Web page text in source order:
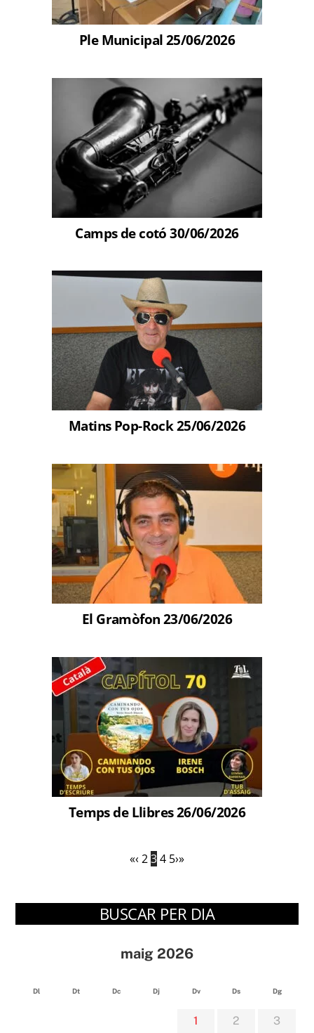
Ple Municipal 25/06/2026
Camps de cotó 30/06/2026
Matins Pop-Rock 25/06/2026
El Gramòfon 23/06/2026
Temps de Llibres 26/06/2026
«‹ 234 5›»
BUSCAR PER DIA
maig 2026
Dl Dt Dc Dj Dv Ds Dg
1 2 3